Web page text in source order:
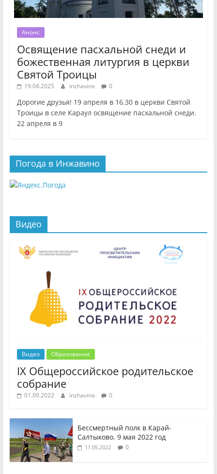
Анонс
Освящение пасхальной снеди и
божественная литургия в церкви
Святой Троицы
19.04.2025 inzhavino 0
Дорогие друзья! 19 апреля в 16.30 в церкви Святой
Троицы в селе Караул освящение пасхальной снеди.
22 апреля в 9
Погода в Инжавино
Видео
Видео Образование
IX Общероссийское родительское
собрание
01.09.2022 inzhavino 0
Бессмертный полк в Карай-
Салтыково. 9 мая 2022 год
11.05.2022 0